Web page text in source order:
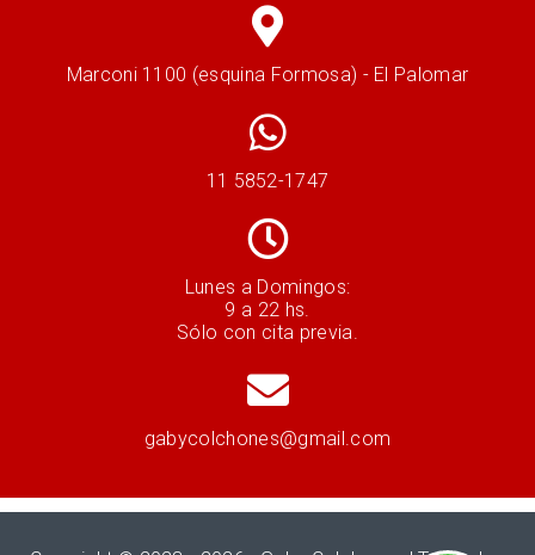
Marconi 1100 (esquina Formosa) - El Palomar
11 5852-1747
Lunes a Domingos:
9 a 22 hs.
Sólo con cita previa.
gabycolchones@gmail.com